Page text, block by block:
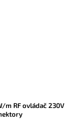
m RF ovládač 230V